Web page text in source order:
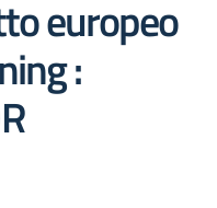
europeo
: